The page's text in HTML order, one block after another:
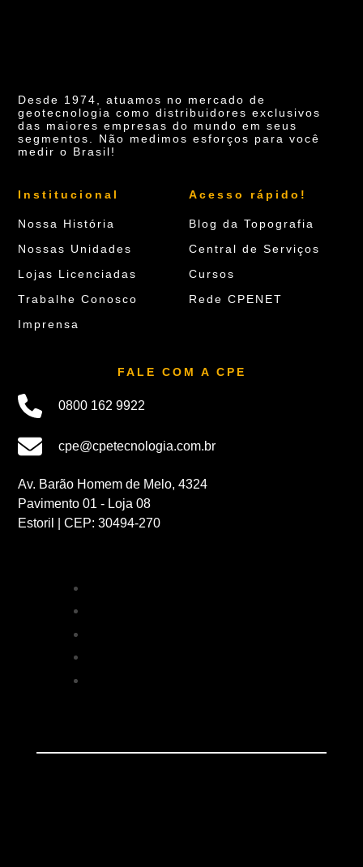
Desde 1974, atuamos no mercado de
geotecnologia como distribuidores exclusivos
das maiores empresas do mundo em seus
segmentos. Não medimos esforços para você
medir o Brasil!
Institucional
Nossa História
Nossas Unidades
Lojas Licenciadas
Trabalhe Conosco
Imprensa
Acesso rápido!
Blog da Topografia
Central de Serviços
Cursos
Rede CPENET
FALE COM A CPE
0800 162 9922
cpe@cpetecnologia.com.br
Av. Barão Homem de Melo, 4324
Pavimento 01 - Loja 08
Estoril | CEP: 30494-270